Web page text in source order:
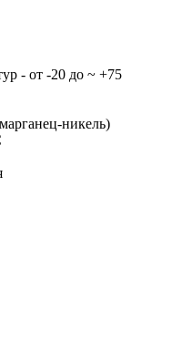
- от -20 до ~ +75
никель)